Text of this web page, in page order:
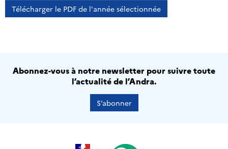
Télécharger le PDF de l'année sélectionnée
Abonnez-vous à notre newsletter pour suivre toute
l’actualité de l’Andra.
S’abonner